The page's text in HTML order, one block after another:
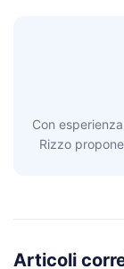
Con
Rizzo
Articoli